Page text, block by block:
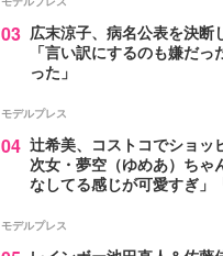
03 広末涼子、病名公表を決断
「言い訳にするのも嫌だ
った」
モデルプレス
04 辻希美、コストコでショッ
次女・夢空（ゆめあ）ちゃ
なしてる感じが可愛すぎ」
モデルプレス